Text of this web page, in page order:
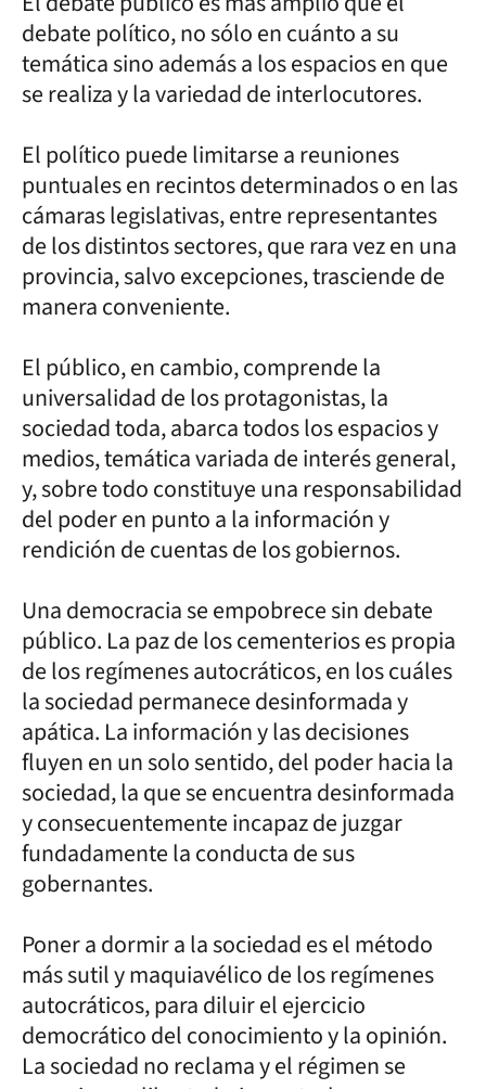
debate político, no sólo en cuánto a su
temática sino además a los espacios en que
se realiza y la variedad de interlocutores.
El político puede limitarse a reuniones
puntuales en recintos determinados o en las
cámaras legislativas, entre representantes
de los distintos sectores, que rara vez en una
provincia, salvo excepciones, trasciende de
manera conveniente.
El público, en cambio, comprende la
universalidad de los protagonistas, la
sociedad toda, abarca todos los espacios y
medios, temática variada de interés general,
y, sobre todo constituye una responsabilidad
del poder en punto a la información y
rendición de cuentas de los gobiernos.
Una democracia se empobrece sin debate
público. La paz de los cementerios es propia
de los regímenes autocráticos, en los cuáles
la sociedad permanece desinformada y
apática. La información y las decisiones
fluyen en un solo sentido, del poder hacia la
sociedad, la que se encuentra desinformada
y consecuentemente incapaz de juzgar
fundadamente la conducta de sus
gobernantes.
Poner a dormir a la sociedad es el método
más sutil y maquiavélico de los regímenes
autocráticos, para diluir el ejercicio
democrático del conocimiento y la opinión.
La sociedad no reclama y el régimen se